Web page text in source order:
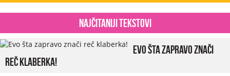
Najčitaniji tekstovi
Evo šta zapravo znači
reč klaberka!